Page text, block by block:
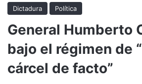
Dictadura Política
General Humberto
bajo el régimen de
cárcel de facto”